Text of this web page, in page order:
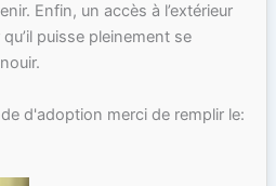
Enfin, un accès à l’extérieur
puisse pleinement se
d'adoption merci de remplir le: